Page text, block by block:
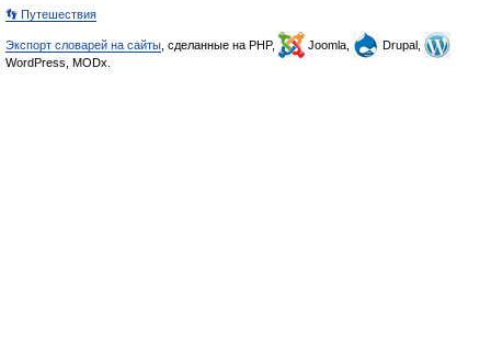
👣 Путешествия
Экспорт словарей на сайты , сделанные на PHP, Joomla,
Drupal,
WordPress, MODx.